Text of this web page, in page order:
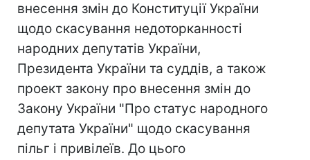
внесення змін до Конституції України
щодо скасування недоторканності
народних депутатів України,
Президента України та суддів, а також
проект закону про внесення змін до
Закону України "Про статус народного
депутата України" щодо скасування
пільг і привілеїв. До цього